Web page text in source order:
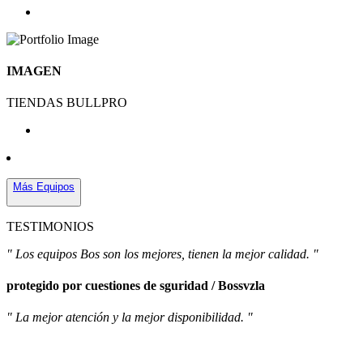
IMAGEN
TIENDAS BULLPRO
Más Equipos
TESTIMONIOS
" Los equipos Bos son los mejores, tienen la mejor calidad. "
protegido por cuestiones de sguridad / Bossvzla
" La mejor atención y la mejor disponibilidad. "